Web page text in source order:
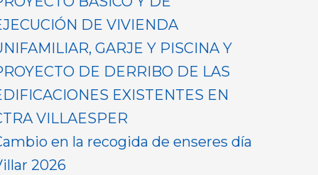
DE VIVIENDA
GARJE Y PISCINA Y
DE DERRIBO DE LAS
EXISTENTES EN
VILLAESPER
en la recogida de enseres día
2026